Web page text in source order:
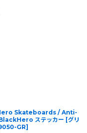
Skateboards / Anti-
ステッカー [グリ
GR]